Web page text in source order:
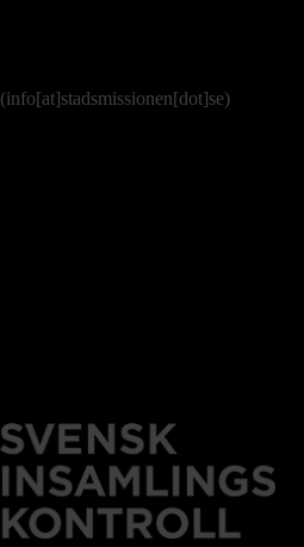
(info[at]stadsmissionen[dot]se)